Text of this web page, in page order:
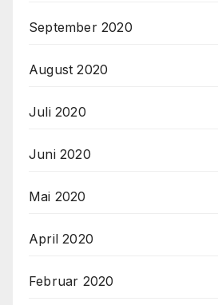
September 2020
August 2020
Juli 2020
Juni 2020
Mai 2020
April 2020
Februar 2020